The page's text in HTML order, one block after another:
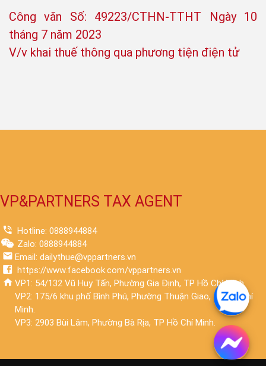
Công văn Số: 49223/CTHN-TTHT Ngày 10
tháng 7 năm 2023
V/v khai thuế thông qua phương tiện điện tử
VP&PARTNERS TAX AGENT
Hotline: 0888944884
Zalo: 0888944884
Email: dailythue@vppartners.vn
https://www.facebook.com/vppartners.vn
VP1: 54/132 Vũ Huy Tấn, Phường Gia Định, TP Hồ Chí Minh.
VP2: 175/6 khu phố Bình Phú, Phường Thuận Giao, TP Hồ Chí
Minh.
VP3: 2903 Bùi Lâm, Phường Bà Rịa, TP Hồ Chí Minh.